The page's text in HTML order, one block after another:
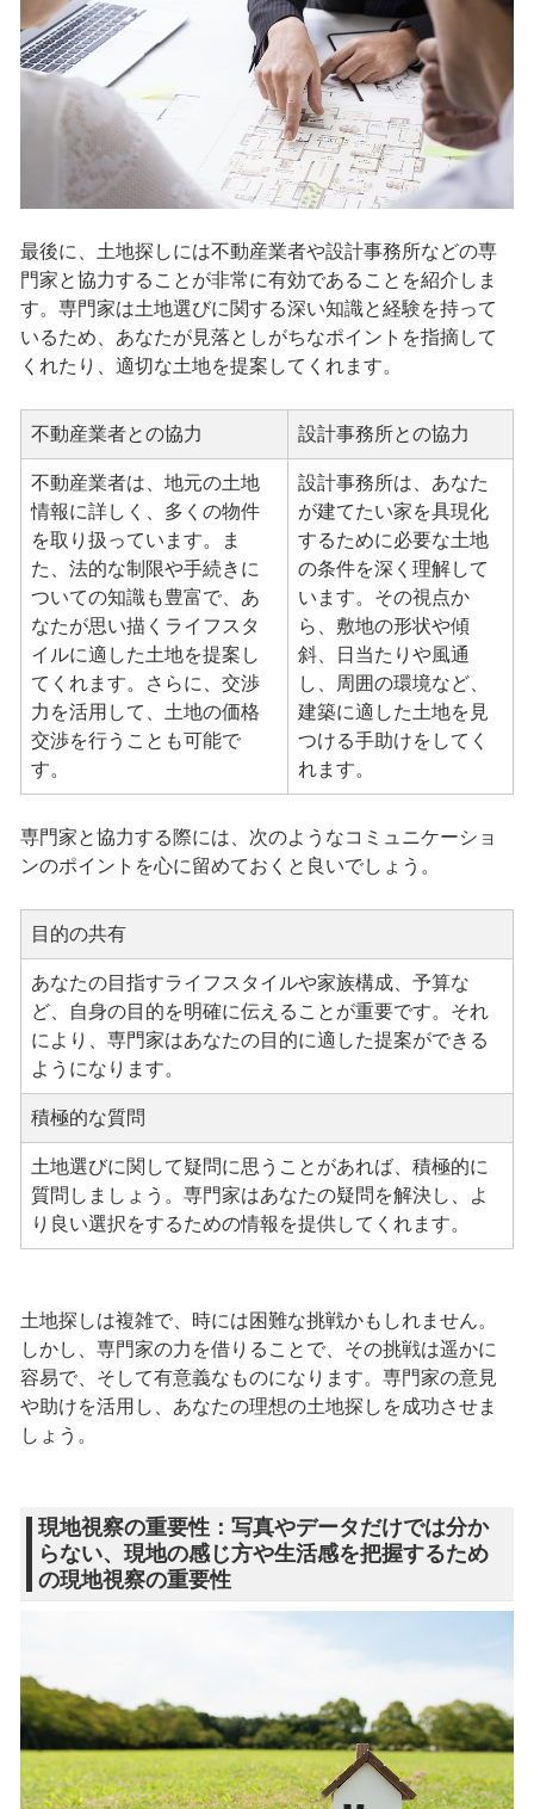
最後に、土地探しには不動産業者や設計事務所などの専
門家と協力することが非常に有効であることを紹介しま
す。専門家は土地選びに関する深い知識と経験を持って
いるため、あなたが見落としがちなポイントを指摘して
くれたり、適切な土地を提案してくれます。
不動産業者との協力 設計事務所との協力
不動産業者は、地元の土地
情報に詳しく、多くの物件
を取り扱っています。ま
た、法的な制限や手続きに
ついての知識も豊富で、あ
なたが思い描くライフスタ
イルに適した土地を提案し
てくれます。さらに、交渉
力を活用して、土地の価格
交渉を行うことも可能で
す。
設計事務所は、あなた
が建てたい家を具現化
するために必要な土地
の条件を深く理解して
います。その視点か
ら、敷地の形状や傾
斜、日当たりや風通
し、周囲の環境など、
建築に適した土地を見
つける手助けをしてく
れます。
専門家と協力する際には、次のようなコミュニケーショ
ンのポイントを心に留めておくと良いでしょう。
目的の共有
あなたの目指すライフスタイルや家族構成、予算な
ど、自身の目的を明確に伝えることが重要です。それ
により、専門家はあなたの目的に適した提案ができる
ようになります。
積極的な質問
土地選びに関して疑問に思うことがあれば、積極的に
質問しましょう。専門家はあなたの疑問を解決し、よ
り良い選択をするための情報を提供してくれます。
土地探しは複雑で、時には困難な挑戦かもしれません。
しかし、専門家の力を借りることで、その挑戦は遥かに
容易で、そして有意義なものになります。専門家の意見
や助けを活用し、あなたの理想の土地探しを成功させま
しょう。
現地視察の重要性：写真やデータだけでは分か
らない、現地の感じ方や生活感を把握するため
の現地視察の重要性